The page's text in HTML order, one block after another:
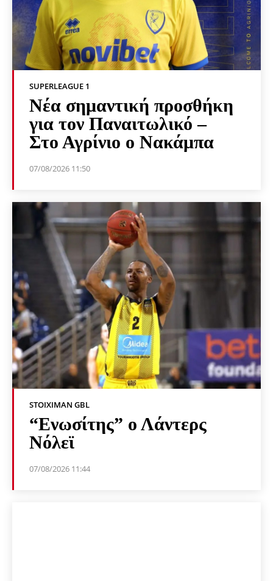
SUPERLEAGUE 1
Νέα σημαντική προσθήκη
για τον Παναιτωλικό –
Στο Αγρίνιο ο Νακάμπα
07/08/2026 11:50
STOIXIMAN GBL
“Ενωσίτης” ο Λάντερς
Νόλεϊ
07/08/2026 11:44